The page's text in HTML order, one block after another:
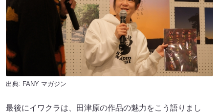
出典: FANY マガジン
最後にイワクラは、田津原の作品の魅力をこう語りまし